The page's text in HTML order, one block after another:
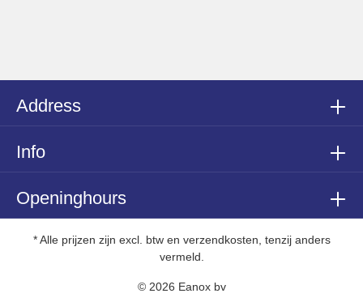
Address
Info
Openinghours
© 2026 Eanox bv
* Alle prijzen zijn excl. btw en verzendkosten, tenzij anders
vermeld.